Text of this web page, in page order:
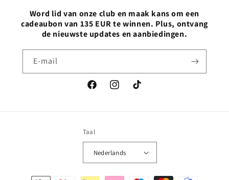
Word lid van onze club en maak kans om een
cadeaubon van 135 EUR te winnen. Plus, ontvang
de nieuwste updates en aanbiedingen.
E‑mail
FacebookInstagramTikTok
Taal
Nederlands
Betaalmethoden